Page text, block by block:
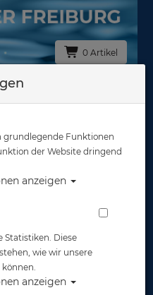
0 Artikel
grundlegende Funktionen
der Website dringend
anzeigen
Statistiken. Diese
wie wir unsere
anzeigen